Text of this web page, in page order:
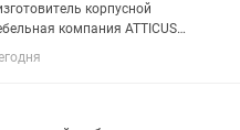
корпусной
в команду сборщика-
корпусной мебели.
мебели (кухни, шкафы,...